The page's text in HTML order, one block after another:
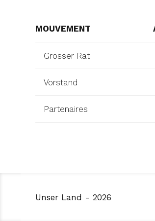
MOUVEMENT
Grosser Rat
Vorstand
Partenaires
Unser Land - 2026